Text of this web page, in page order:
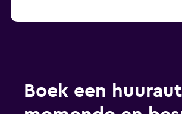
Boek een